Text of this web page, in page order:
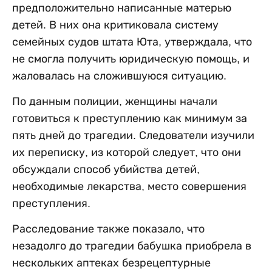
предположительно написанные матерью
детей. В них она критиковала систему
семейных судов штата Юта, утверждала, что
не смогла получить юридическую помощь, и
жаловалась на сложившуюся ситуацию.
По данным полиции, женщины начали
готовиться к преступлению как минимум за
пять дней до трагедии. Следователи изучили
их переписку, из которой следует, что они
обсуждали способ убийства детей,
необходимые лекарства, место совершения
преступления.
Расследование также показало, что
незадолго до трагедии бабушка приобрела в
нескольких аптеках безрецептурные